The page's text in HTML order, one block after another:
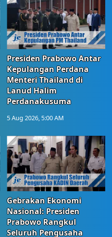
Presiden Prabowo Antar
Kepulangan Perdana
Menteri Thailand di
Lanud Halim
Perdanakusuma
5 Aug 2026, 5:00 AM
Gebrakan Ekonomi
Nasional: Presiden
Prabowo Rangkul
Seluruh Pengusaha